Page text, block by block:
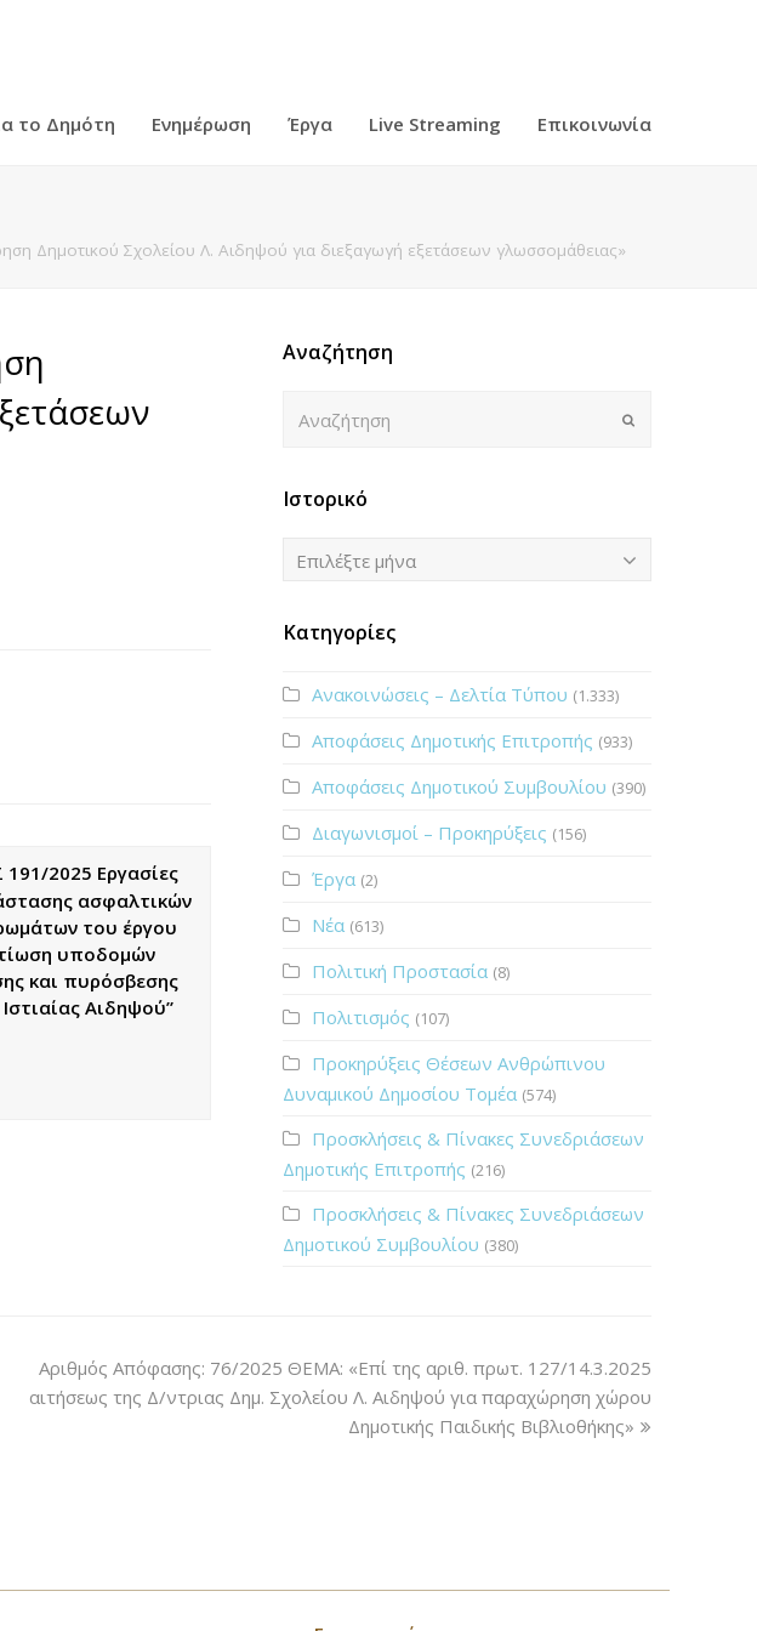
το Δημότη Ενημέρωση Έργα Live Streaming Επικοινωνία
Δημοτικού Σχολείου Λ. Αιδηψού για διεξαγωγή εξετάσεων γλωσσομάθειας»
2025 Εργασίες
ασφαλτικών
του έργου
υποδομών
και πυρόσβεσης
Αιδηψού”
Αναζήτηση
Ιστορικό
Ιστορικό
Επιλέξτε μήνα
Κατηγορίες
Ανακοινώσεις – Δελτία Τύπου (1.333)
Αποφάσεις Δημοτικής Επιτροπής (933)
Αποφάσεις Δημοτικού Συμβουλίου (390)
Διαγωνισμοί – Προκηρύξεις (156)
Έργα (2)
Νέα (613)
Πολιτική Προστασία (8)
Πολιτισμός (107)
Προκηρύξεις Θέσεων Ανθρώπινου
Δυναμικού Δημοσίου Τομέα (574)
Προσκλήσεις & Πίνακες Συνεδριάσεων
Δημοτικής Επιτροπής (216)
Προσκλήσεις & Πίνακες Συνεδριάσεων
Δημοτικού Συμβουλίου (380)
Αριθμός Απόφασης: 76/2025 ΘΕΜΑ: «Επί της αριθ. πρωτ. 127/14.3.2025
αιτήσεως της Δ/ντριας Δημ. Σχολείου Λ. Αιδηψού για παραχώρηση χώρου
Δημοτικής Παιδικής Βιβλιοθήκης»